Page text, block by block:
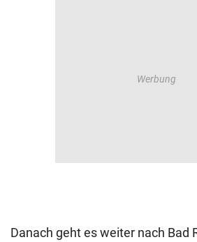
Danach geht es weiter nach Bad